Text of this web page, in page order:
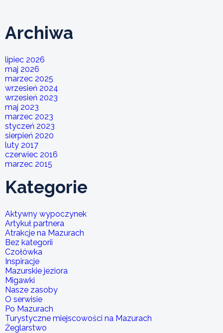
Archiwa
lipiec 2026
maj 2026
marzec 2025
wrzesień 2024
wrzesień 2023
maj 2023
marzec 2023
styczeń 2023
sierpień 2020
luty 2017
czerwiec 2016
marzec 2015
Kategorie
Aktywny wypoczynek
Artykuł partnera
Atrakcje na Mazurach
Bez kategorii
Czołówka
Inspiracje
Mazurskie jeziora
Migawki
Nasze zasoby
O serwisie
Po Mazurach
Turystyczne miejscowości na Mazurach
Żeglarstwo